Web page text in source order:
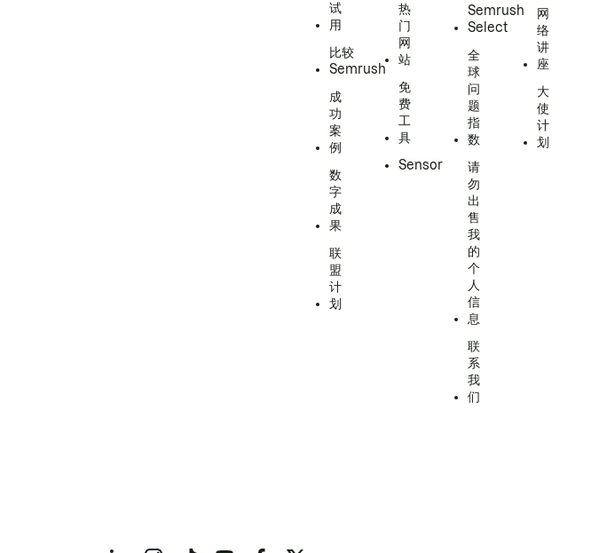
试
用
比较
Semrush
成
功
案
例
数
字
成
果
联
盟
计
划
热
门
网
站
免
费
工
具
Sensor
Semrush
Select
全
球
问
题
指
数
请
勿
出
售
我
的
个
人
信
息
联
系
我
们
网
络
讲
座
大
使
计
划